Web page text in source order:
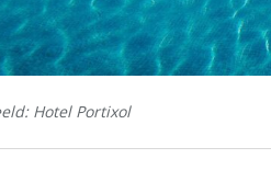
Hotel Portixol